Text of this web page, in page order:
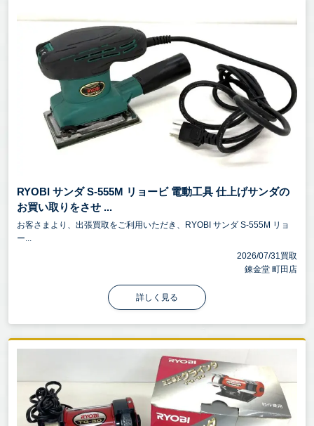
RYOBI サンダ S-555M リョービ 電動工具 仕上げサンダの
お買い取りをさせ ...
お客さまより、出張買取をご利用いただき、RYOBI サンダ S-555M リョ
ー...
2026/07/31買取
錬金堂 町田店
詳しく見る